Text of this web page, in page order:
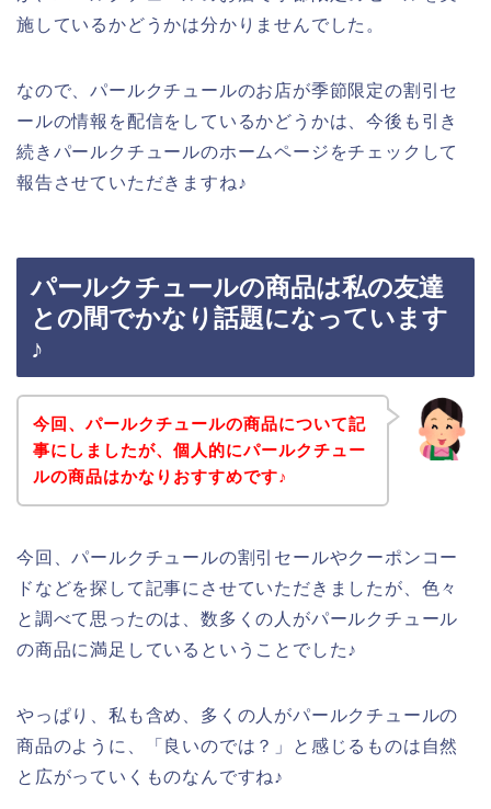
施しているかどうかは分かりませんでした。
なので、パールクチュールのお店が季節限定の割引セ
ールの情報を配信をしているかどうかは、今後も引き
続きパールクチュールのホームページをチェックして
報告させていただきますね♪
パールクチュールの商品は私の友達
との間でかなり話題になっています
♪
今回、パールクチュールの商品について記
事にしましたが、個人的にパールクチュー
ルの商品はかなりおすすめです♪
今回、パールクチュールの割引セールやクーポンコー
ドなどを探して記事にさせていただきましたが、色々
と調べて思ったのは、数多くの人がパールクチュール
の商品に満足しているということでした♪
やっぱり、私も含め、多くの人がパールクチュールの
商品のように、「良いのでは？」と感じるものは自然
と広がっていくものなんですね♪